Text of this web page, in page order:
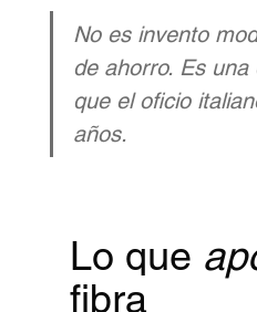
No es invento
de ahorro. Es
que el oficio
años.
Lo que
fibra